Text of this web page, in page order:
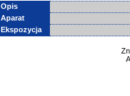
Opis
Aparat
Ekspozycja